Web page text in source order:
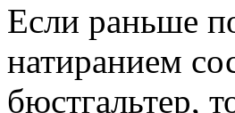
Если раньше
натиранием
бюстгальтер,